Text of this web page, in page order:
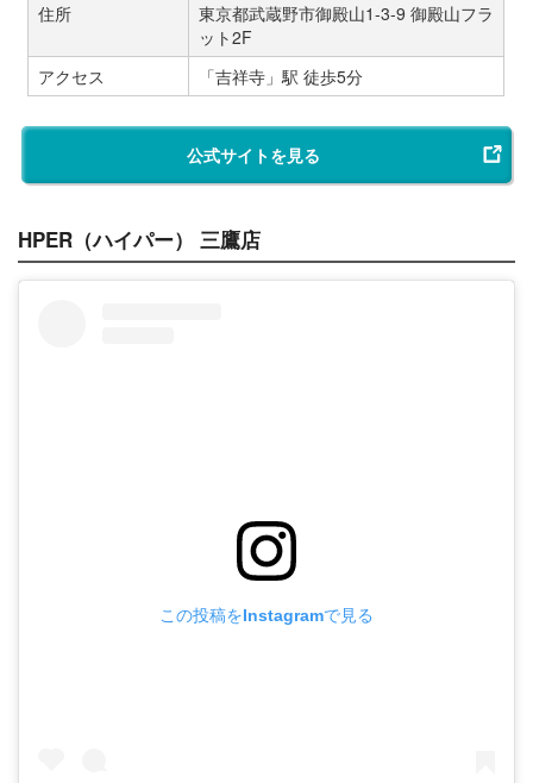
住所
東京都武蔵野市御殿山1-3-9 御殿山フラ
ット2F
アクセス
「吉祥寺」駅 徒歩5分
公式サイトを見る
HPER（ハイパー） 三鷹店
この投稿をInstagramで見る